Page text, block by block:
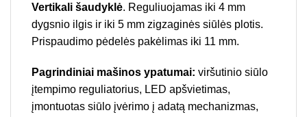
Vertikali šaudyklė. Reguliuojamas iki 4 mm
dygsnio ilgis ir iki 5 mm zigzaginės siūlės plotis.
Prispaudimo pėdelės pakėlimas iki 11 mm.
Pagrindiniai mašinos ypatumai: viršutinio siūlo
įtempimo reguliatorius, LED apšvietimas,
įmontuotas siūlo įvėrimo į adatą mechanizmas,